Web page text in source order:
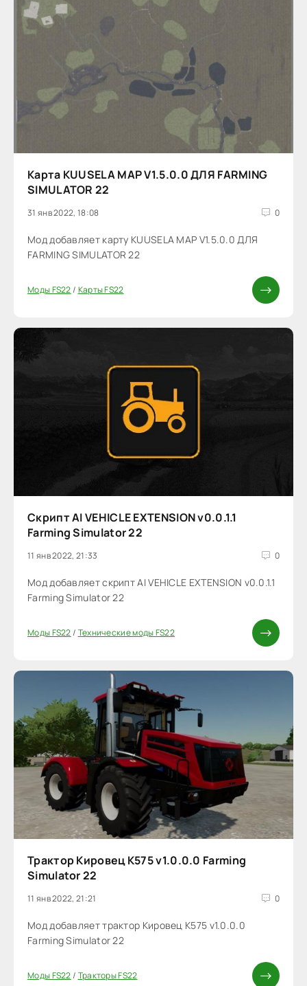
Карта KUUSELA MAP V1.5.0.0 ДЛЯ FARMING
SIMULATOR 22
31 янв 2022, 18:08 0
Мод добавляет карту KUUSELA MAP V1.5.0.0 ДЛЯ
FARMING SIMULATOR 22
Моды FS22/ Карты FS22
Скрипт AI VEHICLE EXTENSION v0.0.1.1
Farming Simulator 22
11 янв 2022, 21:33 0
Мод добавляет скрипт AI VEHICLE EXTENSION v0.0.1.1
Farming Simulator 22
Моды FS22/ Технические моды FS22
Трактор Кировец К575 v1.0.0.0 Farming
Simulator 22
11 янв 2022, 21:21 0
Мод добавляет трактор Кировец К575 v1.0.0.0
Farming Simulator 22
Моды FS22/ Тракторы FS22